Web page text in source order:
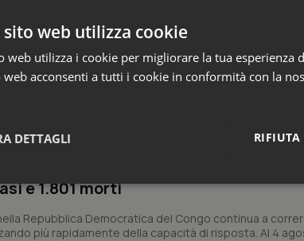
e Farmaci
Oms e Africa Cdc: “Epidemia più
e 1.801 morti
Repubblica Democratica del Congo continua a
più rapidamente della capacità di risposta. Al 4
sito web utilizza cookie
web utilizza i cookie per migliorare la tua esperienza
acconsenti a tutti i cookie in conformità con la
RIFIUTA
DETTAGLI
Necessari Statistici